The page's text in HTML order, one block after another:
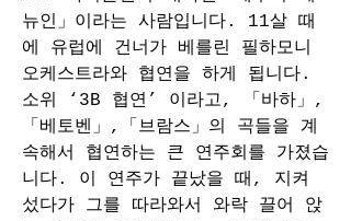
뉴인」이라는 사람입니다. 11살 때
에 유럽에 건너가 베를린 필하모니
오케스트라와 협연을 하게 됩니다.
소위 ‘3B 협연’ 이라고, 「바하」,
「베토벤」,「브람스」의 곡들을 계
속해서 협연하는 큰 연주회를 가졌습
니다. 이 연주가 끝났을 때, 지켜
섰다가 그를 따라와서 와락 끌어 앉